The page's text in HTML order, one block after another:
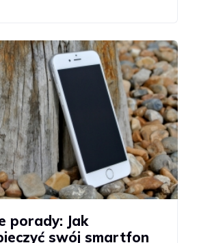
porady: Jak
swój smartfon